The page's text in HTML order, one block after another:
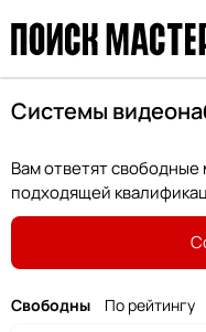
Системы
Вам ответят свободные
подходящей
Свободны По рейтингу